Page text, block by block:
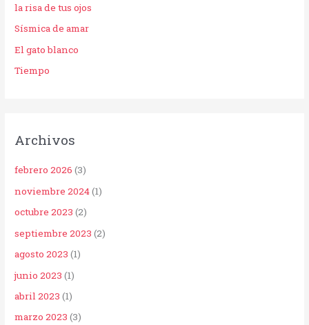
la risa de tus ojos
Sísmica de amar
El gato blanco
Tiempo
Archivos
febrero 2026 (3)
noviembre 2024(1)
octubre 2023 (2)
septiembre 2023 (2)
agosto 2023 (1)
junio 2023 (1)
abril 2023 (1)
marzo 2023 (3)